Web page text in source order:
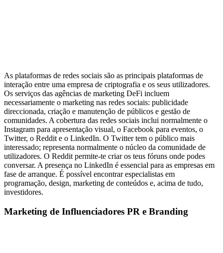
As plataformas de redes sociais são as principais plataformas de
interação entre uma empresa de criptografia e os seus utilizadores.
Os serviços das agências de marketing DeFi incluem
necessariamente o marketing nas redes sociais: publicidade
direccionada, criação e manutenção de públicos e gestão de
comunidades. A cobertura das redes sociais inclui normalmente o
Instagram para apresentação visual, o Facebook para eventos, o
Twitter, o Reddit e o LinkedIn. O Twitter tem o público mais
interessado; representa normalmente o núcleo da comunidade de
utilizadores. O Reddit permite-te criar os teus fóruns onde podes
conversar. A presença no LinkedIn é essencial para as empresas em
fase de arranque. É possível encontrar especialistas em
programação, design, marketing de conteúdos e, acima de tudo,
investidores.
Marketing de Influenciadores PR e Branding